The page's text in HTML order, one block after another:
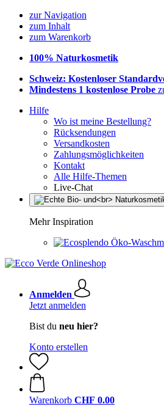
zur Navigation
zum Inhalt
zum Warenkorb
100% Naturkosmetik
Schweiz: Kostenloser
Mindestens 1 kostenlose Probe
Hilfe
Wo ist meine Bestellung?
Rücksendungen
Versandkosten
Zahlungsmöglichkeiten
Kontakt
Alle Hilfe-Themen
Live-Chat
Mehr Inspiration
Öko-
Anmelden
Jetzt anmelden
Bist du neu hier?
Konto erstellen
Warenkorb CHF 0.00